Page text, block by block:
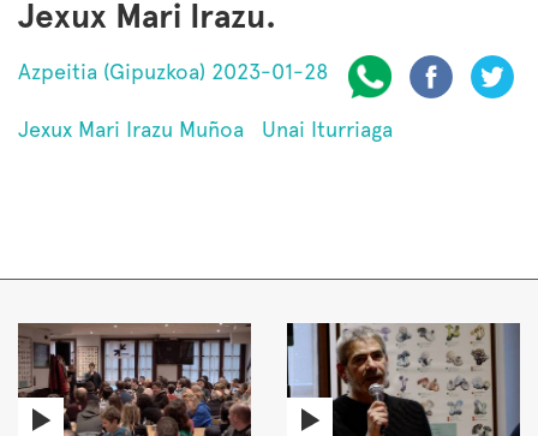
Jexux Mari Irazu.
Azpeitia (Gipuzkoa) 2023-01-28
Jexux Mari Irazu Muñoa Unai Iturriaga